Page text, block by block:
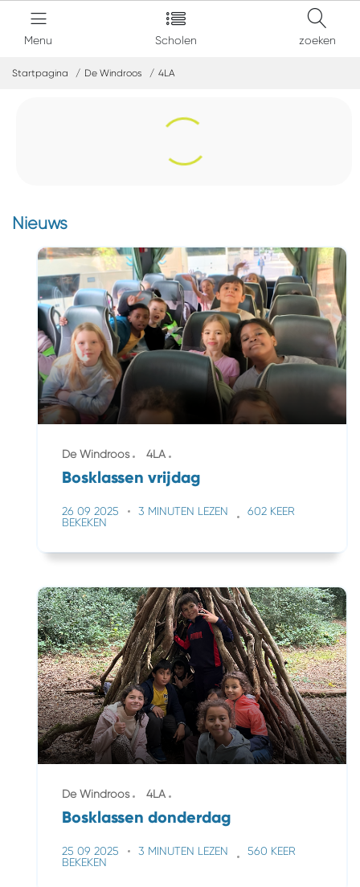
Menu Scholen zoeken
Startpagina De Windroos 4LA
Nieuws
De Windroos 4LA
Bosklassen vrijdag
26 09 2025 3 MINUTEN LEZEN
602 KEER
BEKEKEN
De Windroos 4LA
Bosklassen donderdag
25 09 2025 3 MINUTEN LEZEN
560 KEER
BEKEKEN